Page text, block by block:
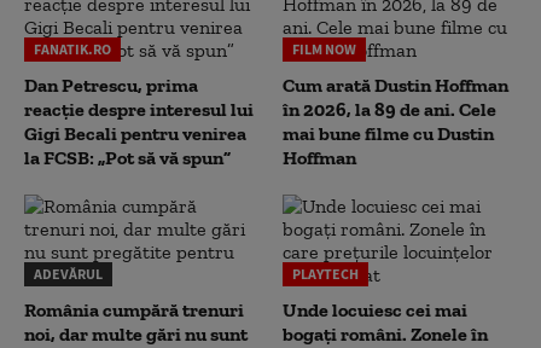
FANATIK.RO
Dan Petrescu, prima
reacție despre interesul lui
Gigi Becali pentru venirea
la FCSB: „Pot să vă spun”
FILM NOW
Cum arată Dustin Hoffman
în 2026, la 89 de ani. Cele
mai bune filme cu Dustin
Hoffman
ADEVĂRUL
România cumpără trenuri
noi, dar multe gări nu sunt
PLAYTECH
Unde locuiesc cei mai
bogați români. Zonele în